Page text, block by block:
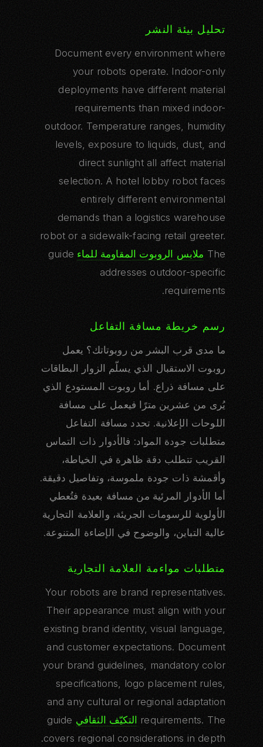
تحليل بيئة النشر
Document every environment where
your robots operate. Indoor-only
deployments have different material
requirements than mixed indoor-
outdoor. Temperature ranges, humidity
levels, exposure to liquids, dust, and
direct sunlight all affect material
selection. A hotel lobby robot faces
entirely different environmental
demands than a logistics warehouse
robot or a sidewalk-facing retail greeter.
The ملابس الروبوت المقاومة للماء guide
addresses outdoor-specific
requirements.
رسم خريطة مسافة التفاعل
ما مدى قرب البشر من روبوتاتك؟ يعمل
روبوت الاستقبال الذي يسلّم الزوار البطاقات
على مسافة ذراع. أما روبوت المستودع الذي
يُرى من عشرين مترًا فيعمل على مسافة
اللوحات الإعلانية. تحدد مسافة التفاعل
متطلبات جودة المواد: فالأدوار ذات التماس
القريب تتطلب دقة ظاهرة في الخياطة،
وأقمشة ذات جودة ملموسة، وتفاصيل دقيقة.
أما الأدوار المرئية من مسافة بعيدة فتُعطي
الأولوية للرسومات الجريئة، والعلامة التجارية
عالية التباين، والوضوح في الإضاءة المتنوعة.
متطلبات مواءمة العلامة التجارية
Your robots are brand representatives.
Their appearance must align with your
existing brand identity, visual language,
and customer expectations. Document
your brand guidelines, mandatory color
specifications, logo placement rules,
and any cultural or regional adaptation
requirements. The التكيّف الثقافي guide
covers regional considerations in depth.